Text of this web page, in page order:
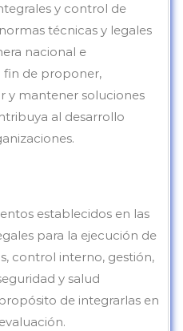
y control de
técnicas y legales
nacional e
fin de proponer,
y mantener soluciones
al desarrollo
establecidos en las
para la ejecución de
control interno, gestión,
y salud
de integrarlas en